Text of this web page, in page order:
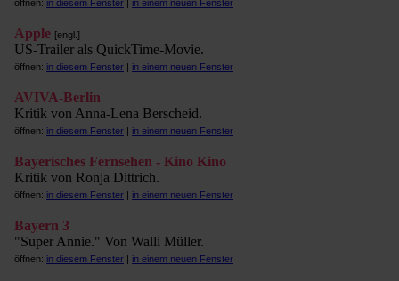
öffnen: in diesem Fenster | in einem neuen Fenster
Apple [engl.]
US-Trailer als QuickTime-Movie.
öffnen: in diesem Fenster | in einem neuen Fenster
AVIVA-Berlin
Kritik von Anna-Lena Berscheid.
öffnen: in diesem Fenster | in einem neuen Fenster
Bayerisches Fernsehen - Kino Kino
Kritik von Ronja Dittrich.
öffnen: in diesem Fenster | in einem neuen Fenster
Bayern 3
"Super Annie." Von Walli Müller.
öffnen: in diesem Fenster | in einem neuen Fenster